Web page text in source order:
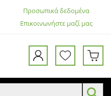
Επικοινωνήστε μαζί μας
Προσωπικά δεδομένα